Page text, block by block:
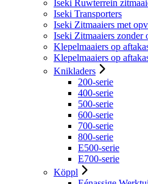
Iseki Ruwterrein
Iseki Transporters
Iseki Zitmaaiers met
Iseki Zitmaaiers zonder
Klepelmaaiers op
Klepelmaaiers op
Knikladers
200-serie
400-serie
500-serie
600-serie
700-serie
800-serie
E500-serie
E700-serie
Köppl